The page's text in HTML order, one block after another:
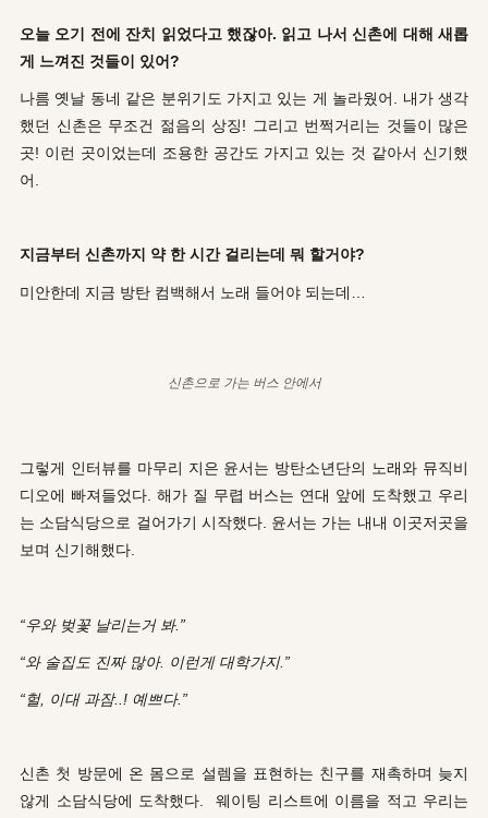
오늘 오기 전에 잔치 읽었다고 했잖아. 읽고 나서 신촌에 대해 새롭
게 느껴진 것들이 있어?
나름 옛날 동네 같은 분위기도 가지고 있는 게 놀라웠어. 내가 생각
했던 신촌은 무조건 젊음의 상징! 그리고 번쩍거리는 것들이 많은
곳! 이런 곳이었는데 조용한 공간도 가지고 있는 것 같아서 신기했
어.
지금부터 신촌까지 약 한 시간 걸리는데 뭐 할거야?
미안한데 지금 방탄 컴백해서 노래 들어야 되는데…
신촌으로 가는 버스 안에서
그렇게 인터뷰를 마무리 지은 윤서는 방탄소년단의 노래와 뮤직비
디오에 빠져들었다. 해가 질 무렵 버스는 연대 앞에 도착했고 우리
는 소담식당으로 걸어가기 시작했다. 윤서는 가는 내내 이곳저곳을
보며 신기해했다.
“우와 벚꽃 날리는거 봐.”
“와 술집도 진짜 많아. 이런게 대학가지.”
“헐, 이대 과잠..! 예쁘다.”
신촌 첫 방문에 온 몸으로 설렘을 표현하는 친구를 재촉하며 늦지
않게 소담식당에 도착했다. 웨이팅 리스트에 이름을 적고 우리는